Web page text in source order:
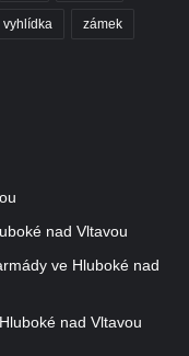
vyhlídka zámek
nad Vltavou
ve Hluboké nad
nad Vltavou